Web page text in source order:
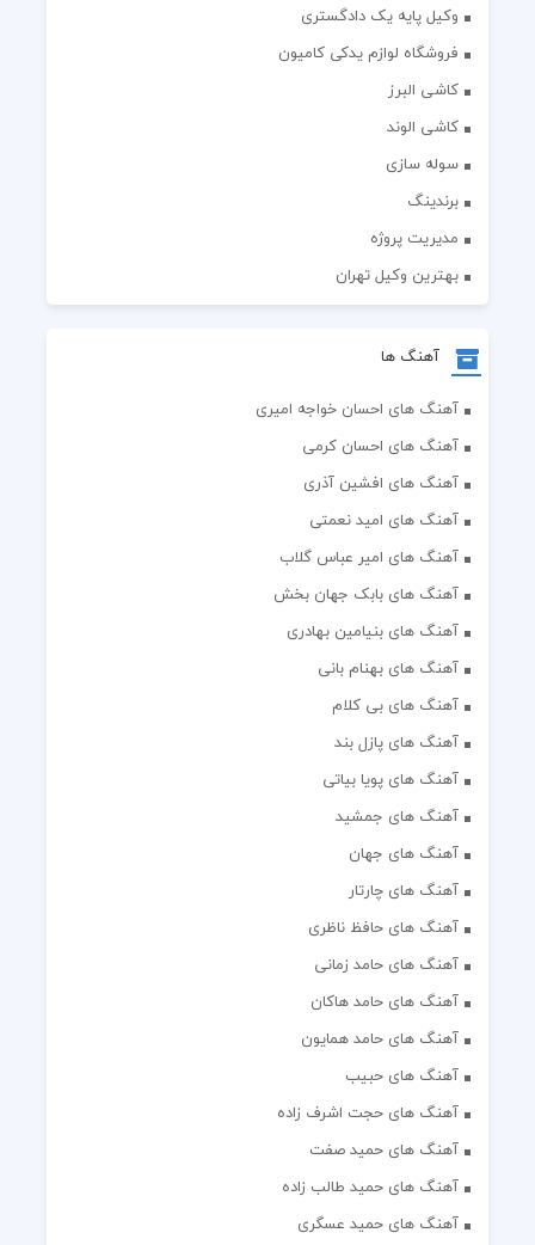
وکیل پایه یک دادگستری
فروشگاه لوازم یدکی کامیون
کاشی البرز
کاشی الوند
سوله سازی
برندینگ
مدیریت پروژه
بهترین وکیل تهران
آهنگ ها
آهنگ های احسان خواجه امیری
آهنگ های احسان کرمی
آهنگ های افشین آذری
آهنگ های امید نعمتی
آهنگ های امیر عباس گلاب
آهنگ های بابک جهان بخش
آهنگ های بنیامین بهادری
آهنگ های بهنام بانی
آهنگ های بی کلام
آهنگ های پازل بند
آهنگ های پویا بیاتی
آهنگ های جمشید
آهنگ های جهان
آهنگ های چارتار
آهنگ های حافظ ناظری
آهنگ های حامد زمانی
آهنگ های حامد هاکان
آهنگ های حامد همایون
آهنگ های حبیب
آهنگ های حجت اشرف زاده
آهنگ های حمید صفت
آهنگ های حمید طالب زاده
آهنگ های حمید عسگری